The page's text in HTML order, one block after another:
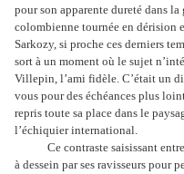
pour son apparente dureté dans
colombienne tournée en dérision
Sarkozy, si proche ces derniers
sort à un moment où le sujet
Villepin, l’ami fidèle. C’était un
vous pour des échéances plus
repris toute sa place dans le
l’échiquier international.
Ce contraste saisissant
à dessein par ses ravisseurs pour